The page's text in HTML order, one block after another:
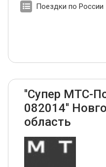
Поездки по России
''Супер МТС-
082014''
область